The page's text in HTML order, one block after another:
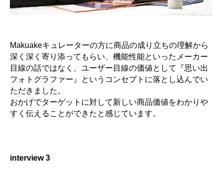
Makuakeキュレーターの方に商品の成り立ちの理解から
深く深く寄り添ってもらい、機能性能といったメーカー
目線の話ではなく、ユーザー目線の価値として『思い出
フォトグラファー』というコンセプトに落とし込んでい
ただきました。
おかげでターゲットに対して新しい商品価値をわかりや
すく伝えることができたと感じています。
interview 3